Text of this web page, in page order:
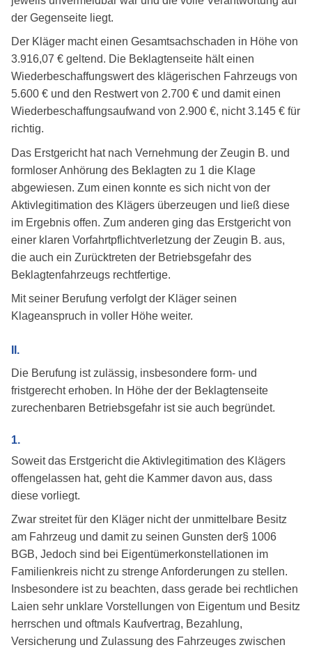
der Gegenseite liegt.
Der Kläger macht einen Gesamtsachschaden in Höhe von
3.916,07 € geltend. Die Beklagtenseite hält einen
Wiederbeschaffungswert des klägerischen Fahrzeugs von
5.600 € und den Restwert von 2.700 € und damit einen
Wiederbeschaffungsaufwand von 2.900 €, nicht 3.145 € für
richtig.
Das Erstgericht hat nach Vernehmung der Zeugin B. und
formloser Anhörung des Beklagten zu 1 die Klage
abgewiesen. Zum einen konnte es sich nicht von der
Aktivlegitimation des Klägers überzeugen und ließ diese
im Ergebnis offen. Zum anderen ging das Erstgericht von
einer klaren Vorfahrtpflichtverletzung der Zeugin B. aus,
die auch ein Zurücktreten der Betriebsgefahr des
Beklagtenfahrzeugs rechtfertige.
Mit seiner Berufung verfolgt der Kläger seinen
Klageanspruch in voller Höhe weiter.
II.
Die Berufung ist zulässig, insbesondere form- und
fristgerecht erhoben. In Höhe der der Beklagtenseite
zurechenbaren Betriebsgefahr ist sie auch begründet.
1.
Soweit das Erstgericht die Aktivlegitimation des Klägers
offengelassen hat, geht die Kammer davon aus, dass
diese vorliegt.
Zwar streitet für den Kläger nicht der unmittelbare Besitz
am Fahrzeug und damit zu seinen Gunsten der§ 1006
BGB, Jedoch sind bei Eigentümerkonstellationen im
Familienkreis nicht zu strenge Anforderungen zu stellen.
Insbesondere ist zu beachten, dass gerade bei rechtlichen
Laien sehr unklare Vorstellungen von Eigentum und Besitz
herrschen und oftmals Kaufvertrag, Bezahlung,
Versicherung und Zulassung des Fahrzeuges zwischen